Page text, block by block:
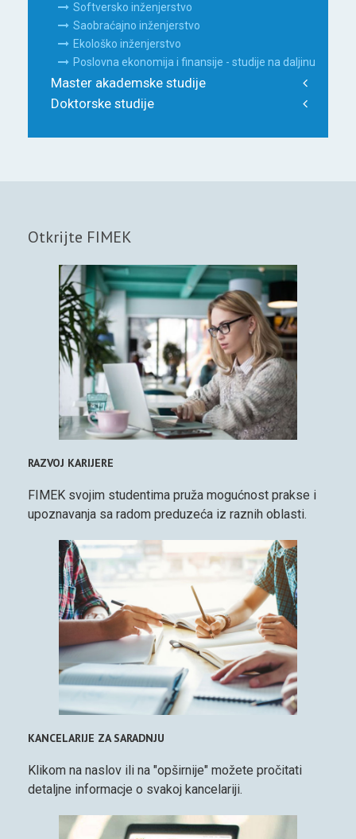
Softversko inženjerstvo
Saobraćajno inženjerstvo
Ekološko inženjerstvo
Poslovna ekonomija i finansije - studije na daljinu
Master akademske studije
Doktorske studije
Otkrijte FIMEK
RAZVOJ KARIJERE
FIMEK svojim studentima pruža mogućnost prakse i
upoznavanja sa radom preduzeća iz raznih oblasti.
KANCELARIJE ZA SARADNJU
Klikom na naslov ili na "opširnije" možete pročitati
detaljne informacje o svakoj kancelariji.